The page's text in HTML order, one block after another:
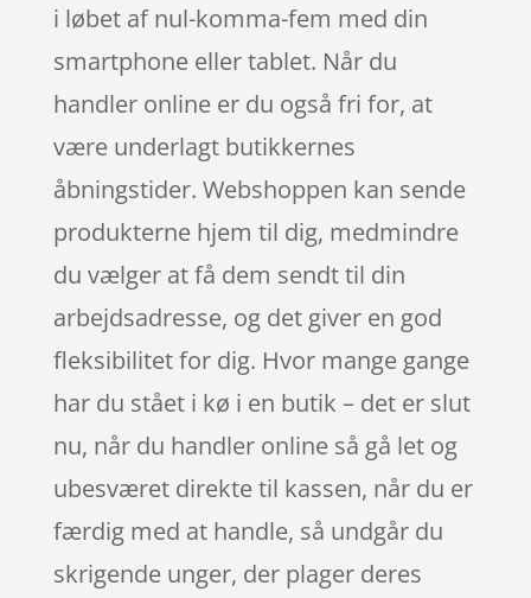
i løbet af nul-komma-fem med din
smartphone eller tablet. Når du
handler online er du også fri for, at
være underlagt butikkernes
åbningstider. Webshoppen kan sende
produkterne hjem til dig, medmindre
du vælger at få dem sendt til din
arbejdsadresse, og det giver en god
fleksibilitet for dig. Hvor mange gange
har du stået i kø i en butik – det er slut
nu, når du handler online så gå let og
ubesværet direkte til kassen, når du er
færdig med at handle, så undgår du
skrigende unger, der plager deres